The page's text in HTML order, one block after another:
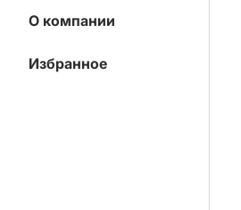
О компании
Избранное